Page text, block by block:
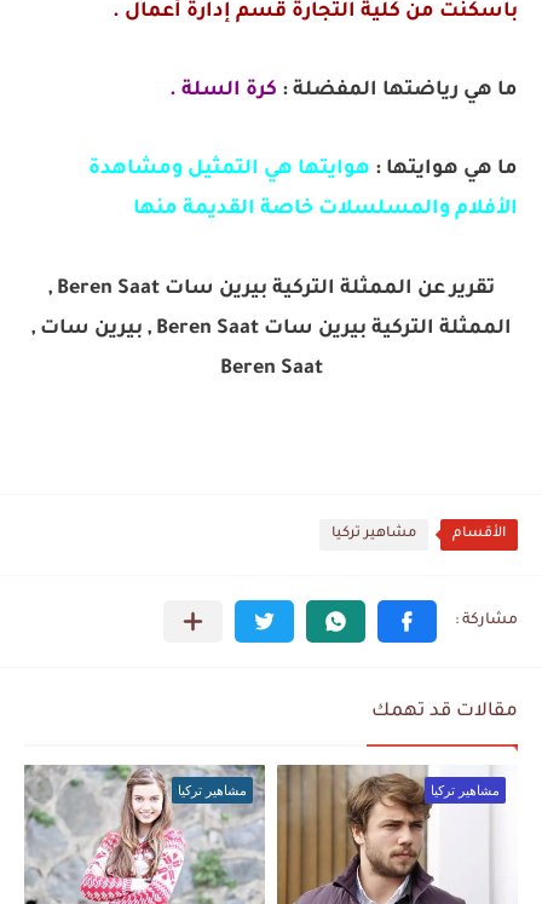
باسكنت من كلية التجارة قسم إدارة أعمال .
ما هي رياضتها المفضلة : كرة السلة .
ما هي هوايتها : هوايتها هي التمثيل ومشاهدة
الأفلام والمسلسلات خاصة القديمة منها
تقرير عن الممثلة التركية بيرين سات Beren Saat ,
الممثلة التركية بيرين سات Beren Saat , بيرين سات ,
Beren Saat
الأقسام مشاهير تركيا
مقالات قد تهمك
مشاهير تركيا مشاهير تركيا